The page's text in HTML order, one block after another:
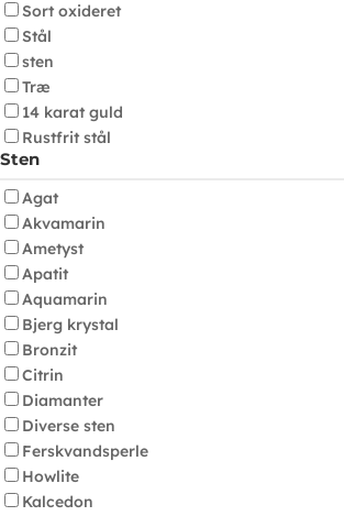
Sort oxideret
Stål
sten
Træ
14 karat guld
Rustfrit stål
Sten
Agat
Akvamarin
Ametyst
Apatit
Aquamarin
Bjerg krystal
Bronzit
Citrin
Diamanter
Diverse sten
Ferskvandsperle
Howlite
Kalcedon